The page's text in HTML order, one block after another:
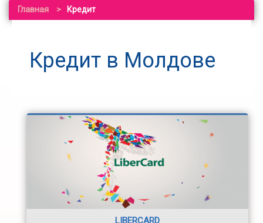
Главная Кредит
Кредит в Молдове
LIBERCARD